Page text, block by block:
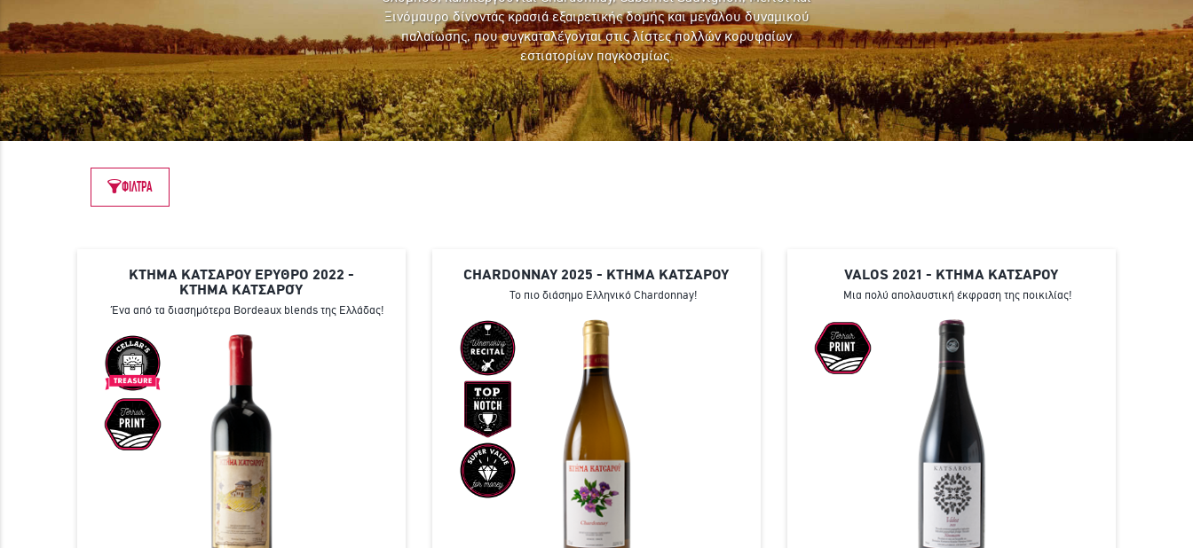
Ξινόμαυρο δίνοντάς κρασιά εξαιρετικής δομής και μεγάλου δυναμικού
παλαίωσης, που συγκαταλέγονται στις λίστες πολλών κορυφαίων
εστιατορίων παγκοσμίως.
ΦΙΛΤΡΑ
ΚΤΗΜΑ ΚΑΤΣΑΡΟΥ ΕΡΥΘΡΟ 2022 -
ΚΤΉΜΑ ΚΑΤΣΑΡΟΎ
Ένα από τα διασημότερα Bordeaux blends της Ελλάδας!
CHARDONNAY 2025 - ΚΤΗΜΑ ΚΑΤΣΑΡΟΥ
Το πιο διάσημο Ελληνικό Chardonnay!
VALOS 2021 - ΚΤΗΜΑ ΚΑΤΣΑΡΟΥ
Μια πολύ απολαυστική έκφραση της ποικιλίας!